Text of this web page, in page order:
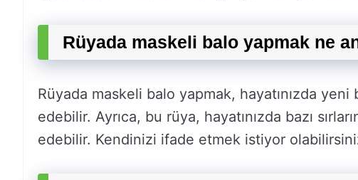
Rüyada maskeli balo yapmak ne
Rüyada maskeli balo yapmak, hayatınızda
edebilir. Ayrıca, bu rüya, hayatınızda bazı
edebilir. Kendinizi ifade etmek istiyor